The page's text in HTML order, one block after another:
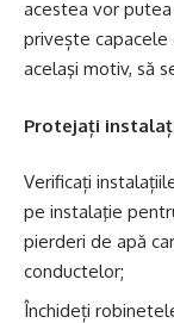
acestea vor
privește capacele
acelaşi motiv, să
Protejați
Verificați
pe instalaţie
pierderi de apă
conductelor;
Închideți